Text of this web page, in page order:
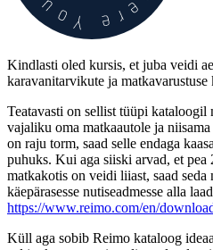
Kindlasti oled kursis, et juba veidi
karavanitarvikute ja matkavarustuse
Teatavasti on sellist tüüpi
vajaliku oma matkaautole ja
on raju torm, saad selle endaga
puhuks. Kui aga siiski arvad, et pea
matkakotis on veidi liiast, saad
käepärasesse nutiseadmesse alla
https://www.reimo.com/en/
Küll aga sobib Reimo kataloog